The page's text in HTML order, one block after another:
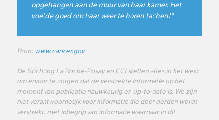
opgehangen aan de muur van haar kamer. Het
voelde goed om haar weer te horen lachen!"
Bron: www.cancer.gov
De Stichting La Roche-Posay en CCI stellen alles in het werk
om ervoor te zorgen dat de verstrekte informatie op het
moment van publicatie nauwkeurig en up-to-date is. We zijn
niet verantwoordelijk voor informatie die door derden wordt
verstrekt, met inbegrip van informatie waarnaar in dit